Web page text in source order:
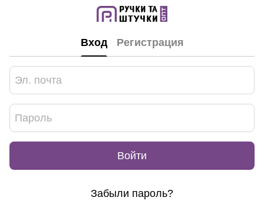
Вход Регистрация
Войти
Забыли пароль?